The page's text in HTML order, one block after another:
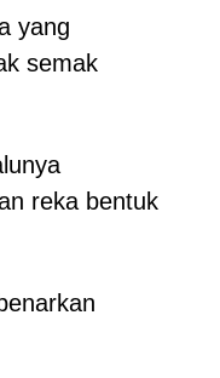
yang
semak
reka bentuk